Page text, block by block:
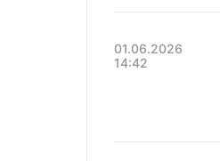
01.06.2026
14:42